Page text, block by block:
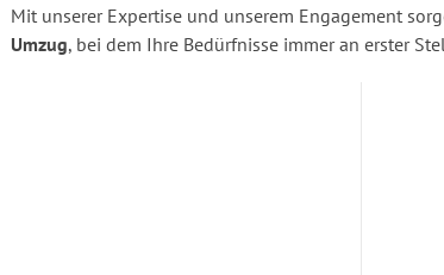
Mit unserer Expertise und unserem Engagement
Umzug, bei dem Ihre Bedürfnisse immer an erster